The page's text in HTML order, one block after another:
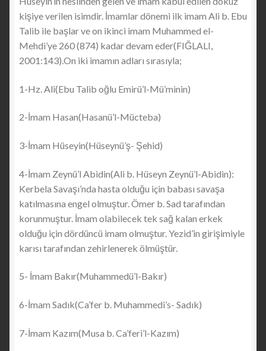
kişiye verilen isimdir. İmamlar dönemi ilk imam Ali b. Ebu
Talib ile başlar ve on ikinci imam Muhammed el-
Mehdi’ye 260 (874) kadar devam eder(FIĞLALI,
2001:143).On iki imamın adları sırasıyla;
1-Hz. Ali(Ebu Talib oğlu Emirü’l-Mü’minin)
2-İmam Hasan(Hasanü’l-Mücteba)
3-İmam Hüseyin(Hüseynü’ş- Şehid)
4-İmam Zeynü’l Abidin(Ali b. Hüseyn Zeynü’l-Abidin):
Kerbela Savaşı’nda hasta olduğu için babası savaşa
katılmasına engel olmuştur. Ömer b. Sad tarafından
korunmuştur. İmam olabilecek tek sağ kalan erkek
olduğu için dördüncü imam olmuştur. Yezid’in girişimiyle
karısı tarafından zehirlenerek ölmüştür.
5- İmam Bakır(Muhammedü’l-Bakır)
6-İmam Sadık(Ca’fer b. Muhammedi’s- Sadık)
7-İmam Kazım(Musa b. Ca’feri’l-Kazım)